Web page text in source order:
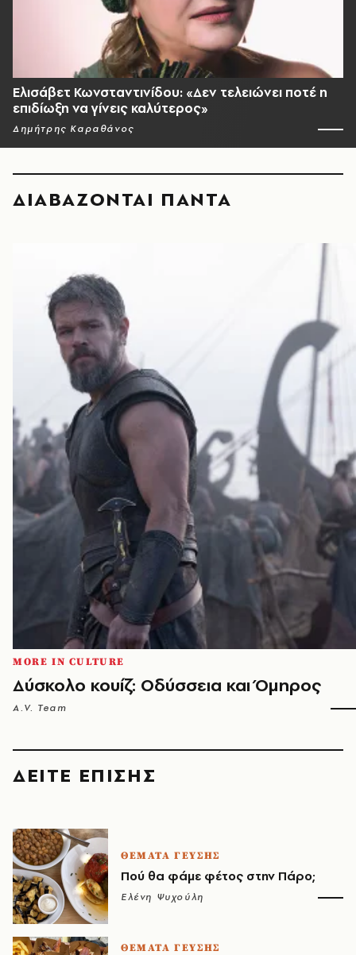
Ελισάβετ Κωνσταντινίδου: «Δεν τελειώνει ποτέ η
επιδίωξη να γίνεις καλύτερος»
Δημήτρης Καραθάνος
ΔΙΑΒΑΖΟΝΤΑΙ ΠΑΝΤΑ
MORE IN CULTURE
Δύσκολο κουίζ: Οδύσσεια και Όμηρος
A.V. Team
ΔΕΙΤΕ ΕΠΙΣΗΣ
ΘΕΜΑΤΑ ΓΕΥΣΗΣ
Πού θα φάμε φέτος στην Πάρο;
Ελένη Ψυχούλη
ΘΕΜΑΤΑ ΓΕΥΣΗΣ